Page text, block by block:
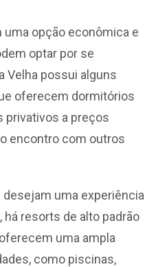
opção econômica e
optar por se
Velha possui alguns
oferecem dormitórios
privativos a preços
encontro com outros
desejam uma experiência
resorts de alto padrão
uma ampla
como piscinas,